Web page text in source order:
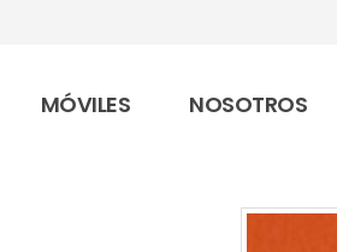
MÓVILES NOSOTROS